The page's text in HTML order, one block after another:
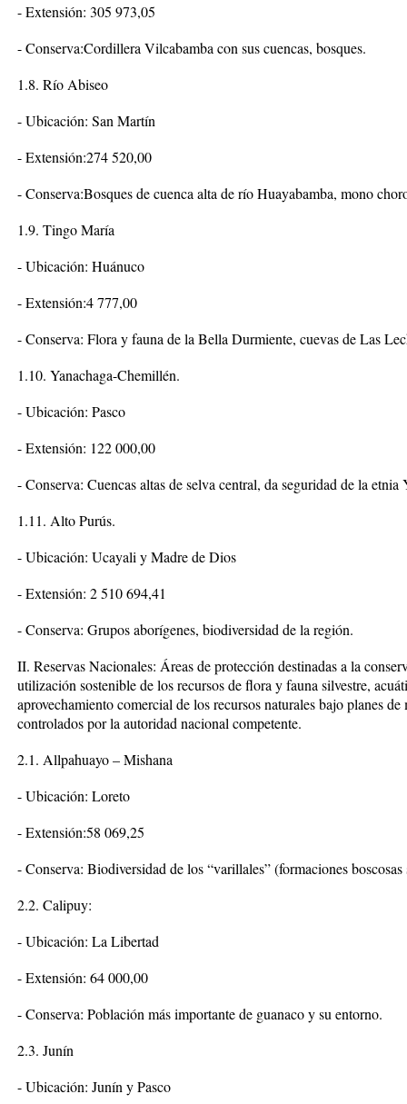
- Extensión: 305 973,05
- Conserva:Cordillera Vilcabamba con sus cuencas, bosques.
1.8. Río Abiseo
- Ubicación: San Martín
- Extensión:274 520,00
- Conserva:Bosques de cuenca alta de río Huayabamba, mono
1.9. Tingo María
- Ubicación: Huánuco
- Extensión:4 777,00
- Conserva: Flora y fauna de la Bella Durmiente, cuevas de Las
1.10. Yanachaga-Chemillén.
- Ubicación: Pasco
- Extensión: 122 000,00
- Conserva: Cuencas altas de selva central, da seguridad de la etnia
1.11. Alto Purús.
- Ubicación: Ucayali y Madre de Dios
- Extensión: 2 510 694,41
- Conserva: Grupos aborígenes, biodiversidad de la región.
II. Reservas Nacionales: Áreas de protección destinadas a la
utilización sostenible de los recursos de flora y fauna silvestre,
aprovechamiento comercial de los recursos naturales bajo planes
controlados por la autoridad nacional competente.
2.1. Allpahuayo – Mishana
- Ubicación: Loreto
- Extensión:58 069,25
- Conserva: Biodiversidad de los “varillales” (formaciones boscosas
2.2. Calipuy:
- Ubicación: La Libertad
- Extensión: 64 000,00
- Conserva: Población más importante de guanaco y su entorno.
2.3. Junín
- Ubicación: Junín y Pasco